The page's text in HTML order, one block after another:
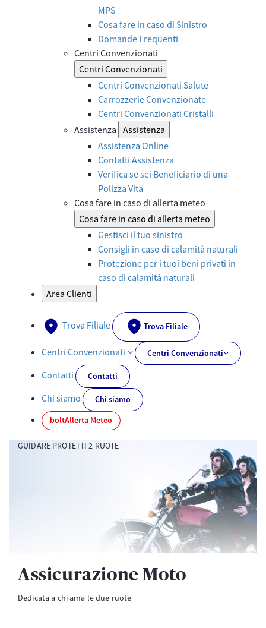
MPS
Cosa fare in caso di Sinistro
Domande Frequenti
Centri Convenzionati
Centri Convenzionati
Centri Convenzionati Salute
Carrozzerie Convenzionate
Centri Convenzionati Cristalli
Assistenza Assistenza
Assistenza Online
Contatti Assistenza
Verifica se sei Beneficiario di una
Polizza Vita
Cosa fare in caso di allerta meteo
Cosa fare in caso di allerta meteo
Gestisci il tuo sinistro
Consigli in caso di calamità naturali
Protezione per i tuoi beni privati in
caso di calamità naturali
Area Clienti
Trova Filiale Trova Filiale
Centri Convenzionati Centri Convenzionati
Contatti Contatti
Chi siamo
Chi siamo
boltAllerta Meteo
GUIDARE PROTETTI 2 RUOTE
Assicurazione Moto
Dedicata a chi ama le due ruote